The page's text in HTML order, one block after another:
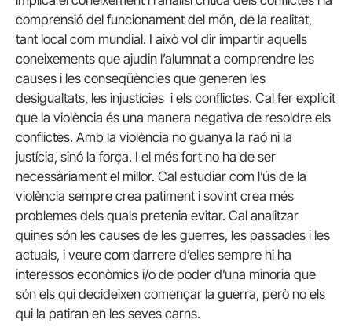
comprensió del funcionament del món, de la realitat,
tant local com mundial. I això vol dir impartir aquells
coneixements que ajudin l’alumnat a comprendre les
causes i les conseqüències que generen les
desigualtats, les injustícies i els conflictes. Cal fer explícit
que la violència és una manera negativa de resoldre els
conflictes. Amb la violència no guanya la raó ni la
justícia, sinó la força. I el més fort no ha de ser
necessàriament el millor. Cal estudiar com l’ús de la
violència sempre crea patiment i sovint crea més
problemes dels quals pretenia evitar. Cal analitzar
quines són les causes de les guerres, les passades i les
actuals, i veure com darrere d’elles sempre hi ha
interessos econòmics i/o de poder d’una minoria que
són els qui decideixen començar la guerra, però no els
qui la patiran en les seves carns.